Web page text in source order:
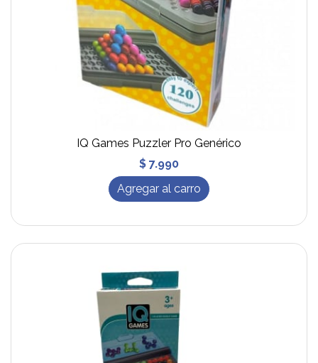
IQ Games Puzzler Pro Genérico
$ 7.990
Agregar al carro